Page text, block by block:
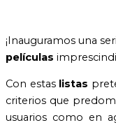
¡Inauguramos una
películas
Con estaslistas
criterios que
usuarios como en